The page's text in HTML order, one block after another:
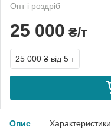
Опт і роздріб
25 000 ₴/т
25 000 ₴ від 5 т
Опис Характеристики